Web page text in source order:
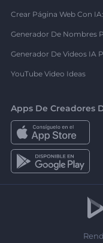
Crear Página Web Con
Generador De Nombres
Generador De Videos IA
YouTube Video Ideas
Apps De Creadores